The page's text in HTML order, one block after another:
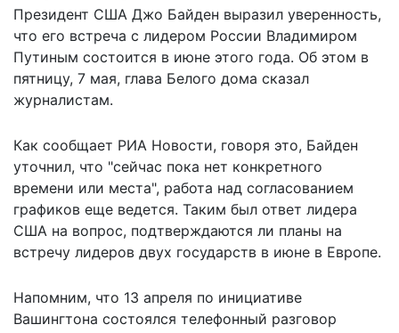
Президент США Джо Байден выразил уверенность,
что его встреча с лидером России Владимиром
Путиным состоится в июне этого года. Об этом в
пятницу, 7 мая, глава Белого дома сказал
журналистам.
Как сообщает РИА Новости, говоря это, Байден
уточнил, что "сейчас пока нет конкретного
времени или места", работа над согласованием
графиков еще ведется. Таким был ответ лидера
США на вопрос, подтверждаются ли планы на
встречу лидеров двух государств в июне в Европе.
Напомним, что 13 апреля по инициативе
Вашингтона состоялся телефонный разговор